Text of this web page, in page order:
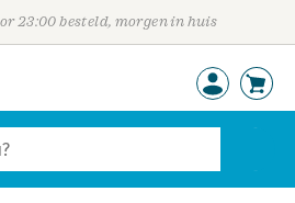
23:00 besteld, morgen in huis